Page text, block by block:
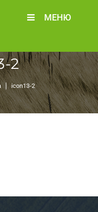
МЕНЮ
2
icon13-2